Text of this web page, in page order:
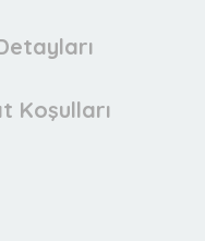
Koşulları